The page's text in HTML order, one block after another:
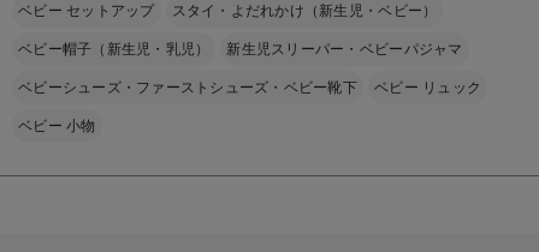
ベビー セットアップ スタイ・よだれかけ（新生児・ベビー）
ベビー帽子（新生児・乳児） 新生児スリーパー・ベビーパジャマ
ベビーシューズ・ファーストシューズ・ベビー靴下 ベビー リュック
ベビー 小物